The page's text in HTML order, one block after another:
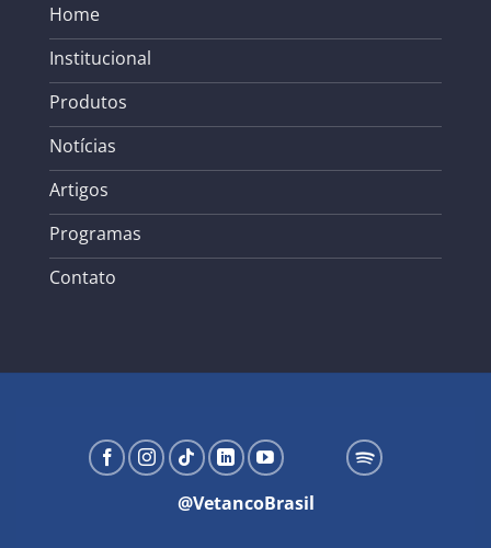
Home
Institucional
Produtos
Notícias
Artigos
Programas
Contato
@VetancoBrasil